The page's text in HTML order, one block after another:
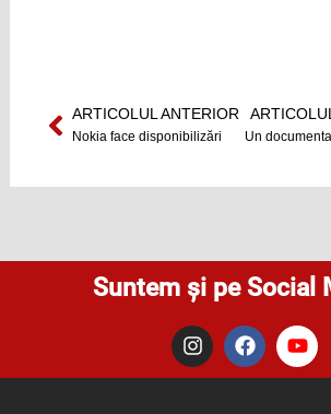
Prev
ARTICOLUL ANTERIOR
Nokia face disponibilizări
Suntem și pe Social
I
n
s
F
a
c
Y
o
u